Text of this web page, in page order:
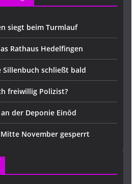
siegt beim Turmlauf
Rathaus Hedelfingen
schließt bald
freiwillig Polizist?
der Deponie Einöd
November gesperrt